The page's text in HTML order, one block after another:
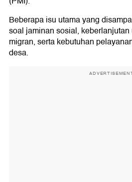
Beberapa isu utama yang
soal jaminan sosial,
migran, serta kebutuhan
desa.